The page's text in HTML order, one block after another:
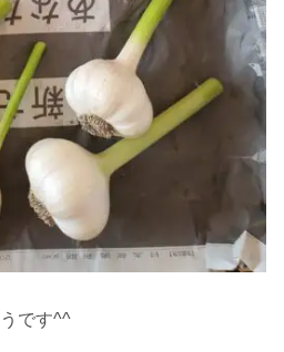
です^^